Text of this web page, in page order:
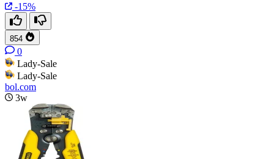
-15%
854
0
Lady-Sale
Lady-Sale
bol.com
3w